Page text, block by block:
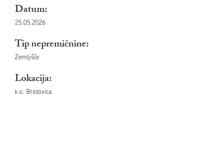
Datum:
25.05.2026
Tip nepremičnine:
Zemljišče
Lokacija:
k.o. Brezovica